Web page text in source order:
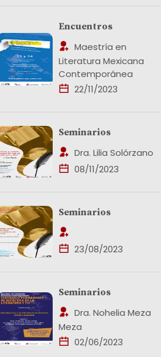
Encuentros
Maestría en
Literatura Mexicana
Contemporánea
22/11/2023
Seminarios
Dra. Lilia Solórzano
08/11/2023
Seminarios
23/08/2023
Seminarios
Dra. Nohelia Meza
Meza
02/06/2023